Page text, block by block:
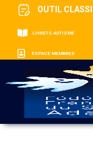
OUTIL
LIVRETS AUTISME
ESPACE MEMBRES